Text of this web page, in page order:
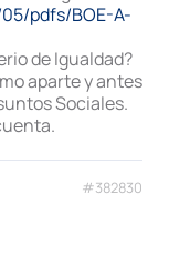
pdfs/BOE-A-
de Igualdad?
aparte y antes
Sociales.
#382830